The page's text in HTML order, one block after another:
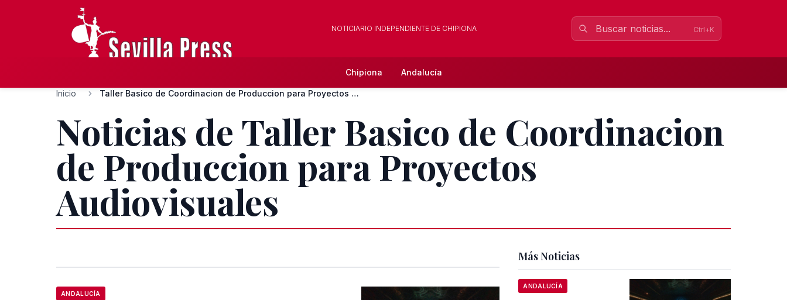
NOTICIARIO INDEPENDIENTE DE CHIPIONA Ctrl+K
Chipiona Andalucía
Inicio Taller Basico de Coordinacion de Produccion para Proyectos A...
Noticias de Taller Basico de Coordinacion
de Produccion para Proyectos
Audiovisuales
ANDALUCÍA
Más Noticias
ANDALUCÍA